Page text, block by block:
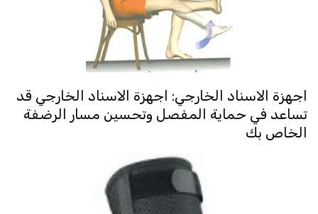
اجهزة الاسناد الخارجي: اجهزة الاسناد الخارجي قد
تساعد في حماية المفصل وتحسين مسار الرضفة
الخاص بك